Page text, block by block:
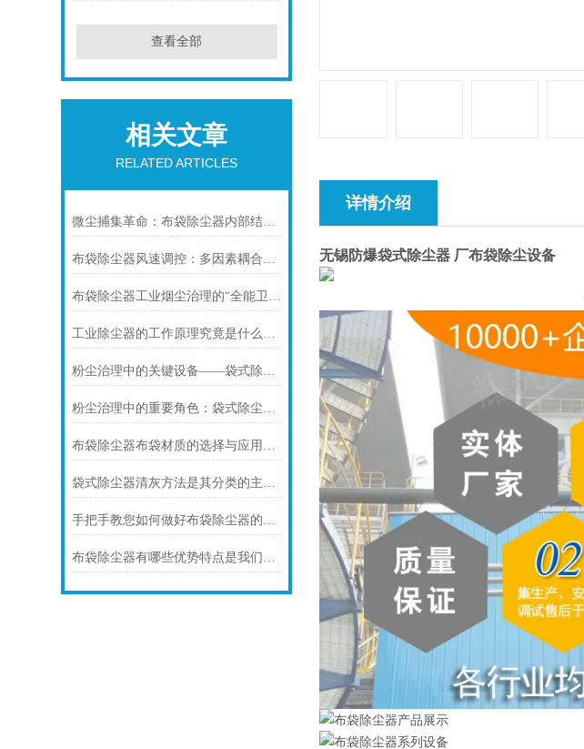
查看全部
相关文章
RELATED ARTICLES
微尘捕集革命：布袋除尘器内部结构全解析与模块化创新
布袋除尘器风速调控：多因素耦合下的效率优化密码
布袋除尘器工业烟尘治理的“全能卫士”适配指南
工业除尘器的工作原理究竟是什么呢？
粉尘治理中的关键设备——袋式除尘器的原理与应用
粉尘治理中的重要角色：袋式除尘器的应用与发展
布袋除尘器布袋材质的选择与应用分析
袋式除尘器清灰方法是其分类的主要标志
手把手教您如何做好布袋除尘器的维护保养工作
布袋除尘器有哪些优势特点是我们不知道的
详情介绍
无锡防爆袋式除尘器 厂布袋除尘设备